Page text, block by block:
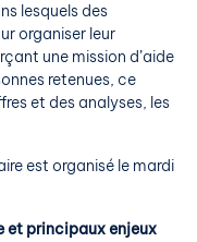
lesquels des
organiser leur
une mission d’aide
retenues, ce
et des analyses, les
est organisé le mardi
et principaux enjeux